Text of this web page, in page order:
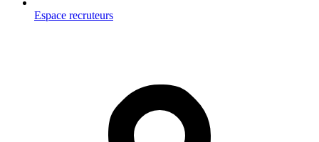
Espace recruteurs